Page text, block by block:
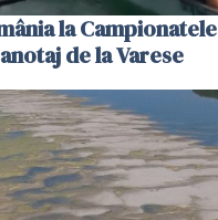
la Campionatele
de la Varese